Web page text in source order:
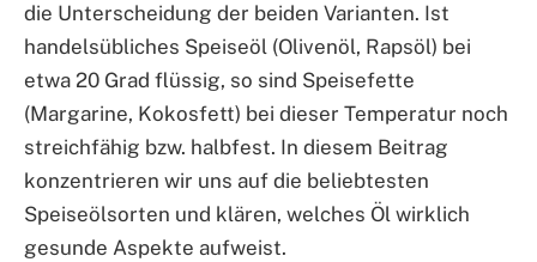
die Unterscheidung der beiden Varianten. Ist
handelsübliches Speiseöl (Olivenöl, Rapsöl) bei
etwa 20 Grad flüssig, so sind Speisefette
(Margarine, Kokosfett) bei dieser Temperatur noch
streichfähig bzw. halbfest. In diesem Beitrag
konzentrieren wir uns auf die beliebtesten
Speiseölsorten und klären, welches Öl wirklich
gesunde Aspekte aufweist.